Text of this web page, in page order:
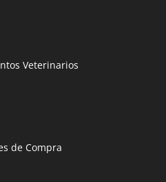
Veterinarios
de Compra